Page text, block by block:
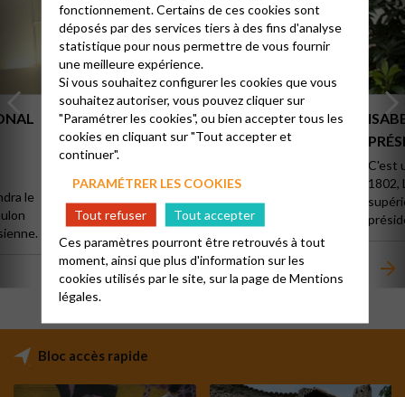
le
JOURNÉE RÉGIONALE :TERRE
D’ESPÉRANCE
organise le samedi 4 mai, une journée
prière autour des enjeux du dérèglement
climatique, d'écologie, de justice sociale et de
foi.
C'est
1802,
ACTUALITÉS
Bloc accès rapide
fonctionnement. Certains de ces cookies sont
déposés par des services tiers à des fins d'analyse
statistique pour nous permettre de vous fournir
une meilleure expérience.
Si vous souhaitez configurer les cookies que vous
souhaitez autoriser, vous pouvez cliquer sur
"Paramétrer les cookies", ou bien accepter tous les
cookies en cliquant sur "Tout accepter et
continuer".
PARAMÉTRER LES COOKIES
Tout refuser
Tout accepter
Ces paramètres pourront être retrouvés à tout
moment, ainsi que plus d'information sur les
cookies utilisés par le site, sur la page deMentions
légales.